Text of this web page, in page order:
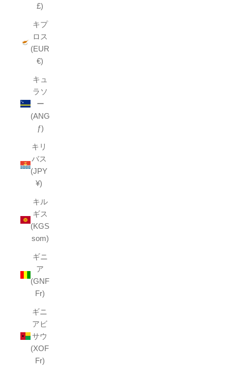
£)
キプ
ロス
(EUR
€)
キュ
ラソ
ー
(ANG
ƒ)
キリ
バス
(JPY
¥)
キル
ギス
(KGS
som)
ギニ
ア
(GNF
Fr)
ギニ
アビ
サウ
(XOF
Fr)